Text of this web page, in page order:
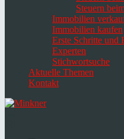
Steuern
Immobilien
Immobilien kaufen
Erste Schritte und
Experten
Stichwortsuche
Aktuelle Themen
Kontakt